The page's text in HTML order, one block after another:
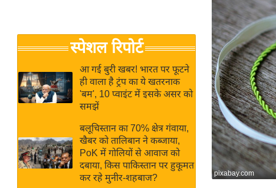
Breaking
News in
Hindi
Hindi
Hindi
Videos
जगत
राय
बजट
क्रिकेट
IPL
2026
स्पेशल रिपोर्ट
आ गई बुरी खबर! भारत पर फूटने
ही वाला है ट्रंप का ये खतरनाक
'बम', 10 प्वाइंट में इसके असर को
समझें
बलूचिस्तान का 70% क्षेत्र गंवाया,
खैबर को तालिबान ने कब्जाया,
PoK में गोलियों से आवाज को
दबाया, किस पाकिस्तान पर हुकूमत
कर रहे मुनीर-शहबाज?
pixabay.com